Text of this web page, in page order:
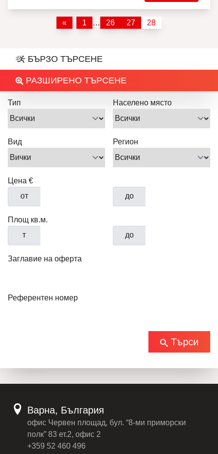
« 1 … 26 27 28
БЪРЗО ТЪРСЕНЕ
РАЗШИРЕНО ТЪРСЕНЕ
Тип Населено място
Вид Регион
Цена €
от
до
Площ кв.м.
т
до
Заглавие на оферта
Референтен номер
Търси
Варна, България
офис Червен площад, бул. “8-ми приморски
полк” 83 ет.2, офис 2
+359 52 460 496